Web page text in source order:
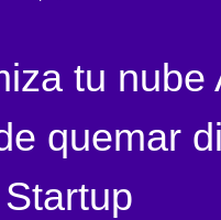
tu nube
quemar